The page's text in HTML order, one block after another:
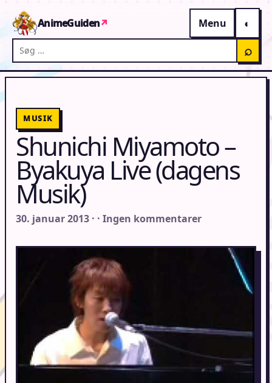
AnimeGuiden↗
Menu
Søg på AnimeGuiden
⌕
MUSIK
Shunichi Miyamoto –
Byakuya Live (dagens
Musik)
30. januar 2013 · · Ingen kommentarer